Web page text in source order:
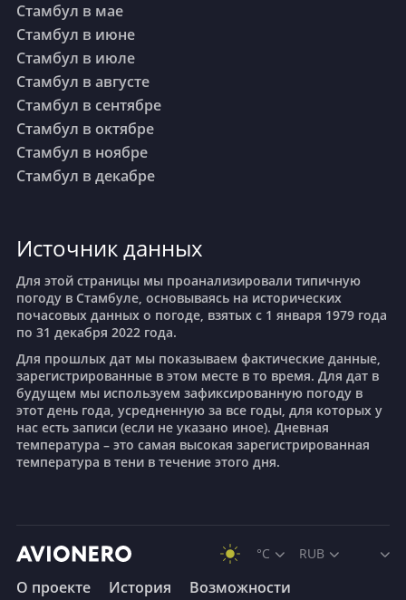
Элязыг
Газиантеп
Газипаша
Измир
Кайсери
Конья
Малатья
Невшехир
Стамбул в мае
Стамбул в июне
Стамбул в июле
Стамбул в августе
Стамбул в сентябре
Стамбул в октябре
Стамбул в ноябре
Стамбул в декабре
Источник данных
Для этой страницы мы проанализировали типичную
погоду в Стамбуле, основываясь на исторических
почасовых данных о погоде, взятых с 1 января 1979 года
по 31 декабря 2022 года.
Для прошлых дат мы показываем фактические данные,
зарегистрированные в этом месте в то время. Для дат в
будущем мы используем зафиксированную погоду в
этот день года, усредненную за все годы, для которых у
нас есть записи (если не указано иное). Дневная
температура – это самая высокая зарегистрированная
температура в тени в течение этого дня.
°C RUB
О проекте История
Возможности